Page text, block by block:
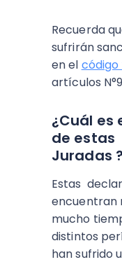
Recuerda
sufrirán
en el
artículos
¿Cuál es
de estas
Juradas ?
Estas
encuentran
mucho
distintos
han sufrido